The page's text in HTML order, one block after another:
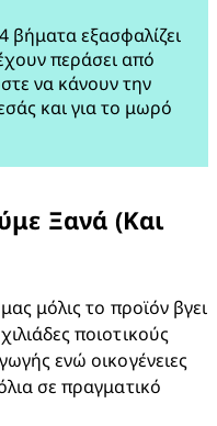
βήματα εξασφαλίζει
περάσει από
να κάνουν την
και για το μωρό
Ξανά (Και
μόλις το προϊόν βγει
ποιοτικούς
ενώ οικογένειες
σε πραγματικό